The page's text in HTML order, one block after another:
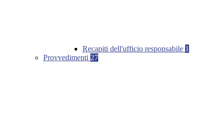
Recapiti dell'ufficio responsabile 1
Provvedimenti 27